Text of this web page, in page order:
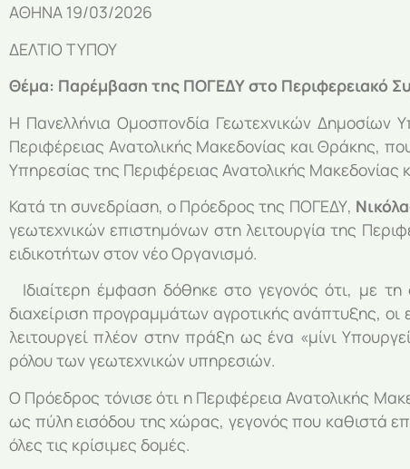
ΑΘΗΝΑ 19/03/2026
ΔΕΛΤΙΟ ΤΥΠΟΥ
Θέμα: Παρέμβαση της ΠΟΓΕΔΥ στο Περιφερειακό
Η Πανελλήνια Ομοσπονδία Γεωτεχνικών Δημοσίων
Περιφέρειας Ανατολικής Μακεδονίας και Θράκης,
Υπηρεσίας της Περιφέρειας Ανατολικής Μακεδονίας
Κατά τη συνεδρίαση, ο Πρόεδρος της ΠΟΓΕΔΥ,
γεωτεχνικών επιστημόνων στη λειτουργία της
ειδικοτήτων στον νέο Οργανισμό.
Ιδιαίτερη έμφαση δόθηκε στο γεγονός ότι, με
διαχείριση προγραμμάτων αγροτικής ανάπτυξης, οι
λειτουργεί πλέον στην πράξη ως ένα «μίνι
ρόλου των γεωτεχνικών υπηρεσιών.
Ο Πρόεδρος τόνισε ότι η Περιφέρεια Ανατολικής
ως πύλη εισόδου της χώρας, γεγονός που καθιστά
όλες τις κρίσιμες δομές.